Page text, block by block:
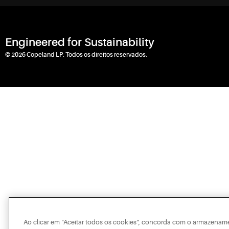
Engineered for Sustainability
© 2026 Copeland LP. Todos os direitos reservados.
Ao clicar em "Aceitar todos os cookies", concorda com o